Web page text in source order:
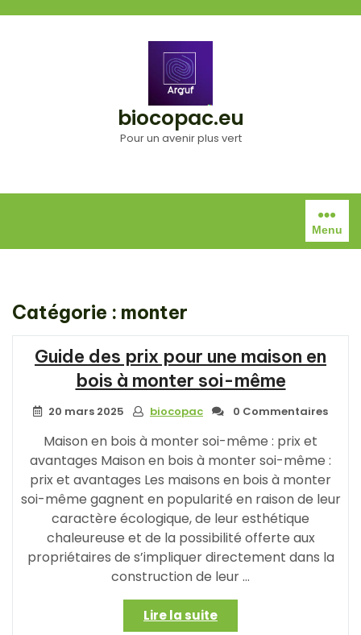
biocopac.eu
Pour un avenir plus vert
Menu
Catégorie : monter
Guide des prix pour une maison en
bois à monter soi-même
20 mars 2025 biocopac 0 Commentaires
Maison en bois à monter soi-même : prix et
avantages Maison en bois à monter soi-même :
prix et avantages Les maisons en bois à monter
soi-même gagnent en popularité en raison de leur
caractère écologique, de leur esthétique
chaleureuse et de la possibilité offerte aux
propriétaires de s’impliquer directement dans la
construction de leur …
Lire la suite« Guide